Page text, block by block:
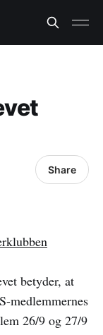
Share
betyder, at
medlemmernes
26/9 og 27/9